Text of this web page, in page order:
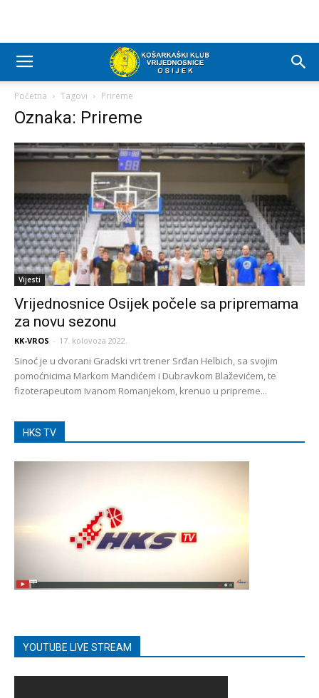
Početna Tagovi Prireme
Oznaka: Prireme
Vijesti
Vrijednosnice Osijek počele sa pripremama
za novu sezonu
KK-VROS - 17. kolovoza 2022.
Sinoć je u dvorani Gradski vrt trener Srđan Helbich, sa svojim
pomoćnicima Markom Mandićem i Dubravkom Blaževićem, te
fizoterapeutom Ivanom Romanjekom, krenuo u pripreme...
HKS TV
YOUTUBE LIVE STREAM